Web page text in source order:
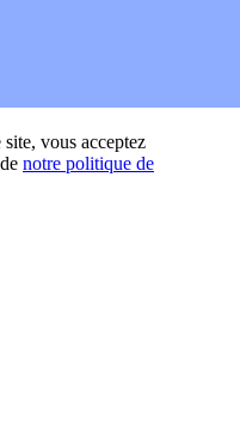
vous acceptez
notre politique de